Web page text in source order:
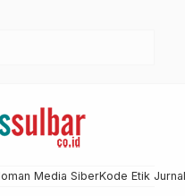
Media SiberKode Etik